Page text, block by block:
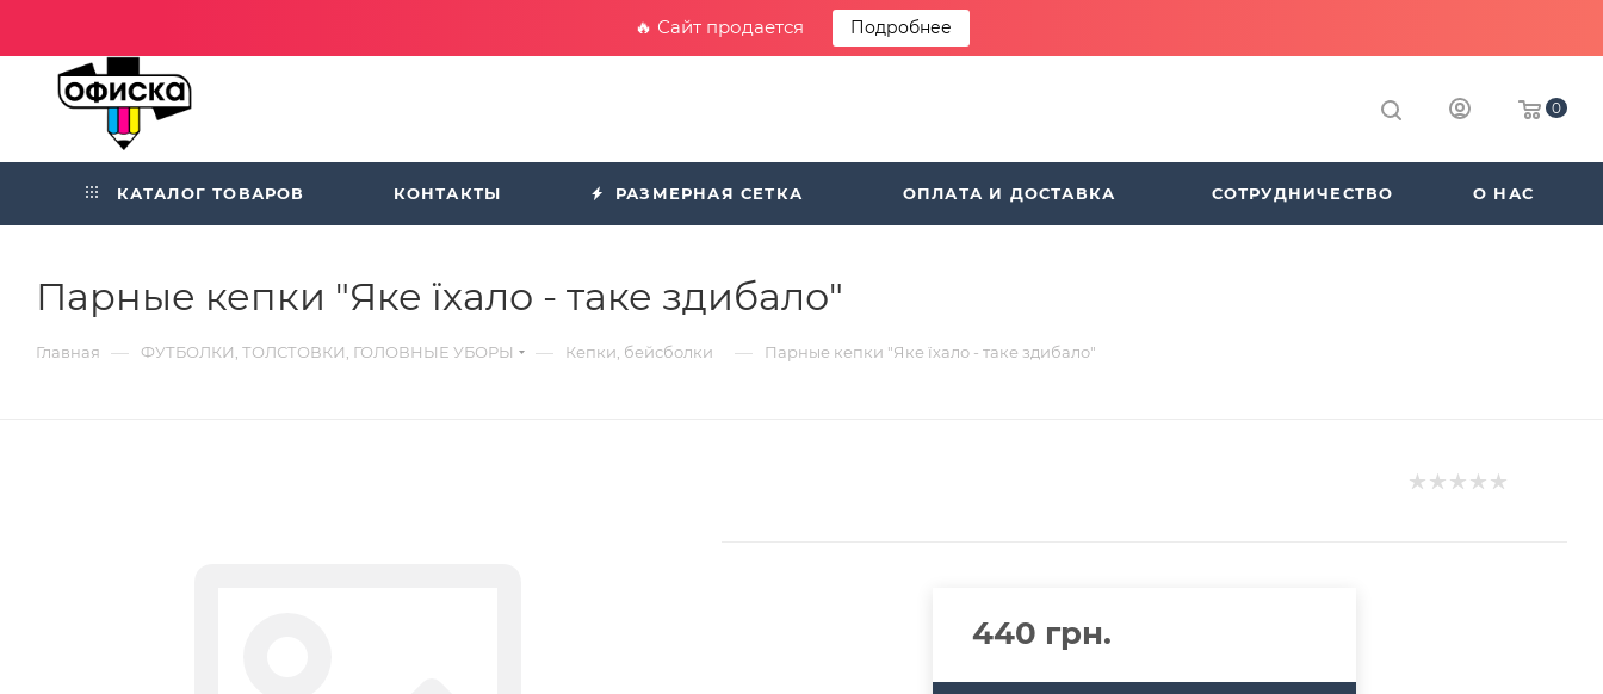
🔥 Сайт продается Подробнее
0
КАТАЛОГ ТОВАРОВ КОНТАКТЫ РАЗМЕРНАЯ СЕТКА ОПЛАТА И ДОСТАВКА СОТРУДНИЧЕСТВО О НАС
Парные кепки "Яке їхало - таке здибало"
Главная — ФУТБОЛКИ, ТОЛСТОВКИ, ГОЛОВНЫЕ УБОРЫ — Кепки, бейсболки — Парные кепки "Яке їхало - таке здибало"
440 грн.